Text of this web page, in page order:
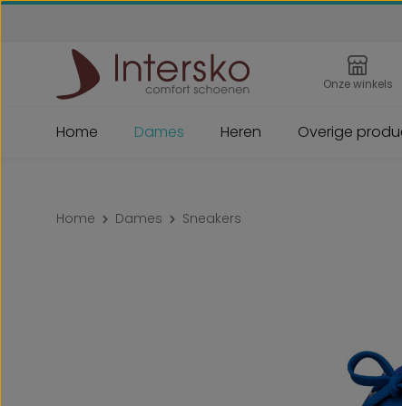
Onze winkels
Home Dames Heren Overige
Home Dames Sneakers